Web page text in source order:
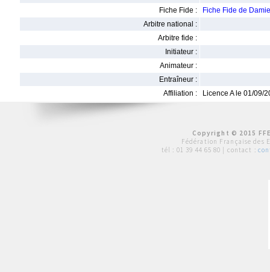
Fiche Fide :
Fiche Fide de
Arbitre national :
Arbitre fide :
Initiateur :
Animateur :
Entraîneur :
Affiliation :
Licence A le 01/09/
Copyright © 2015
Fédération Française des
tél : 01 39 44 65 80 | contact :